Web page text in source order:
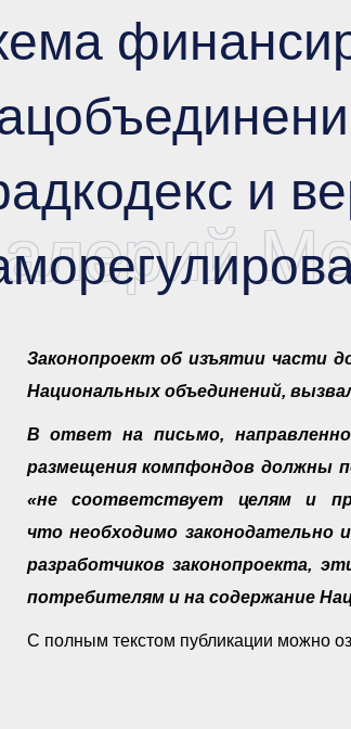
и
Законопроект об изъятии части
Национальных объединений,
В ответ на письмо,
размещения компфондов должны
«не соответствует целям и
что необходимо законодательно
разработчиков законопроекта,
потребителям и на содержание
С полным текстом публикации можно